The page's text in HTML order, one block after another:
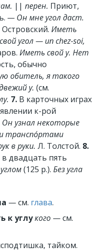
|| перен. Приют,
— Он мне угол даст.
Островский. Иметь
угол — un chez-soi,
Иметь свой у. Нет
обычно
обитель, я такого
у. (см.
7. В карточных играх
к-рой
Он узнал некоторые
транспо́ртами
в руки. Л. Толстой. 8.
двадцать пять
(125 р.). Без угла
— см. глава.
к углукого — см.
тайком.